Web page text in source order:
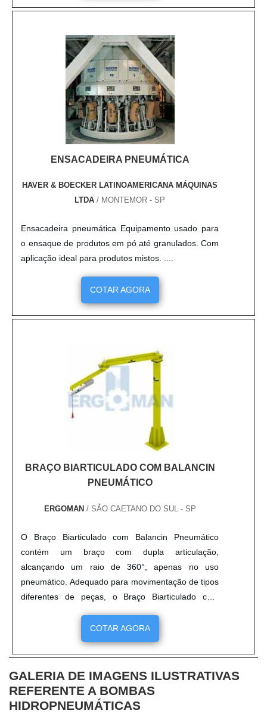
diminuindo as perdas de matéria prima; - Redução
ENSACADEIRA PNEUMÁTICA
HAVER & BOECKER LATINOAMERICANA MÁQUINAS
LTDA / MONTEMOR - SP
Ensacadeira pneumática Equipamento usado para
o ensaque de produtos em pó até granulados. Com
aplicação ideal para produtos mistos. ....
COTAR AGORA
BRAÇO BIARTICULADO COM BALANCIN
PNEUMÁTICO
ERGOMAN / SÃO CAETANO DO SUL - SP
O Braço Biarticulado com Balancin Pneumático
contém um braço com dupla articulação,
alcançando um raio de 360°, apenas no uso
pneumático. Adequado para movimentação de tipos
diferentes de peças, o Braço Biarticulado com
Balancin Pneumático usa um sistema que
movimenta a cagar para cima e para baixo. O Braço
Biarticulado com Balancin Pneumático possui
também um sistema que opera quando o ar
comprimido se esgota. Saiba mais sobre o Braço
Biartic....
COTAR AGORA
GALERIA DE IMAGENS ILUSTRATIVAS
REFERENTE A BOMBAS
HIDROPNEUMÁTICAS